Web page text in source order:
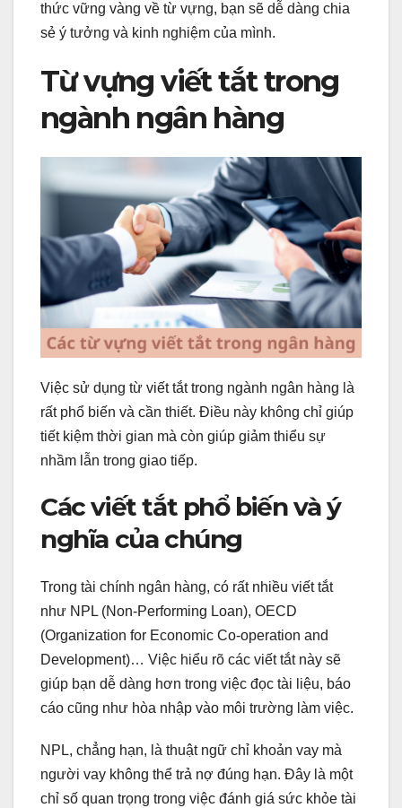
thức vững vàng về từ vựng, bạn sẽ dễ dàng chia
sẻ ý tưởng và kinh nghiệm của mình.
Từ vựng viết tắt trong
ngành ngân hàng
Việc sử dụng từ viết tắt trong ngành ngân hàng là
rất phổ biến và cần thiết. Điều này không chỉ giúp
tiết kiệm thời gian mà còn giúp giảm thiểu sự
nhầm lẫn trong giao tiếp.
Các viết tắt phổ biến và ý
nghĩa của chúng
Trong tài chính ngân hàng, có rất nhiều viết tắt
như NPL (Non-Performing Loan), OECD
(Organization for Economic Co-operation and
Development)… Việc hiểu rõ các viết tắt này sẽ
giúp bạn dễ dàng hơn trong việc đọc tài liệu, báo
cáo cũng như hòa nhập vào môi trường làm việc.
NPL, chẳng hạn, là thuật ngữ chỉ khoản vay mà
người vay không thể trả nợ đúng hạn. Đây là một
chỉ số quan trọng trong việc đánh giá sức khỏe tài